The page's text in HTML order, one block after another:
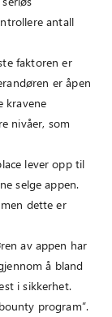
antall
faktoren er
er åpen
kravene
nivåer, som
lever opp til
selge appen.
dette er
av appen har
å bland
i sikkerhet.
program”.